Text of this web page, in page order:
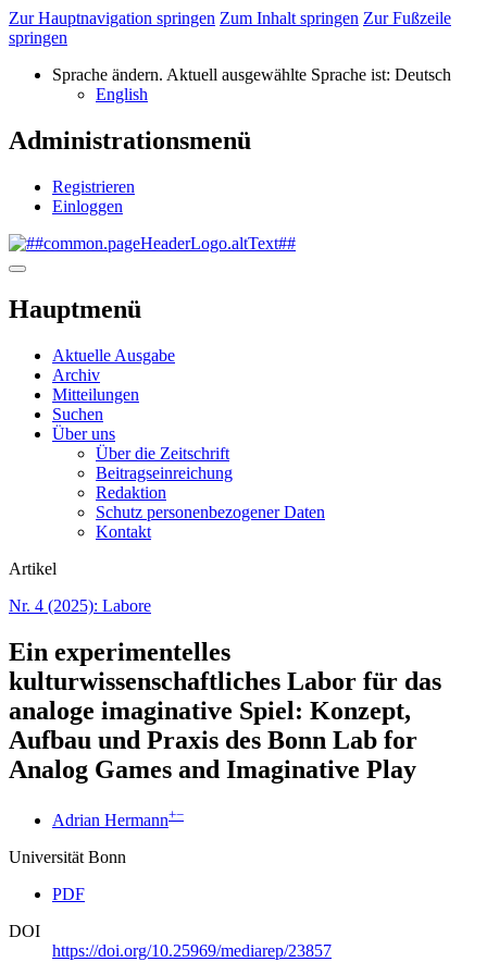
Zur Hauptnavigation springen Zum Inhalt springen Zur Fußzeile
springen
Sprache ändern. Aktuell ausgewählte Sprache ist: Deutsch
English
Administrationsmenü
Registrieren
Einloggen
Hauptmenü
Aktuelle Ausgabe
Archiv
Mitteilungen
Suchen
Über uns
Über die Zeitschrift
Beitragseinreichung
Redaktion
Schutz personenbezogener Daten
Kontakt
Artikel
Nr. 4 (2025): Labore
Ein experimentelles
kulturwissenschaftliches Labor für das
analoge imaginative Spiel: Konzept,
Aufbau und Praxis des Bonn Lab for
Analog Games and Imaginative Play
Adrian Hermann+−
Universität Bonn
PDF
DOI
https://doi.org/10.25969/mediarep/23857